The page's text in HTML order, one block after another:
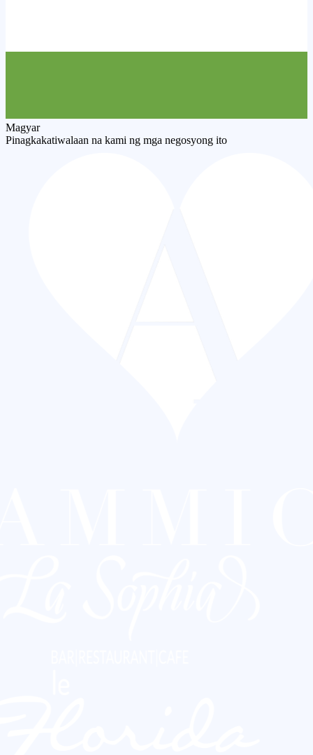
Magyar
Pinagkakatiwalaan na kami ng mga negosyong ito